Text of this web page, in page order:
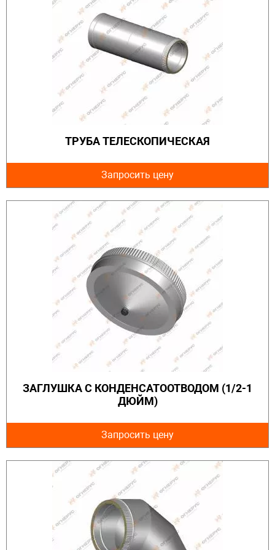
ТРУБА ТЕЛЕСКОПИЧЕСКАЯ
Запросить цену
ЗАГЛУШКА С КОНДЕНСАТООТВОДОМ (1/2-1
ДЮЙМ)
Запросить цену